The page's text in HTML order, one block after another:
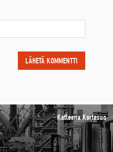
Katleena Kortesuo